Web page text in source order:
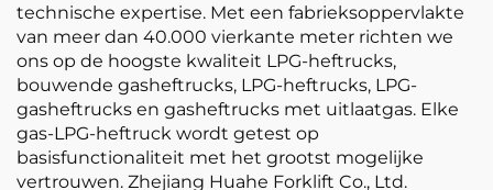
technische expertise. Met een fabrieksoppervlakte
van meer dan 40.000 vierkante meter richten we
ons op de hoogste kwaliteit LPG-heftrucks,
bouwende gasheftrucks, LPG-heftrucks, LPG-
gasheftrucks en gasheftrucks met uitlaatgas. Elke
gas-LPG-heftruck wordt getest op
basisfunctionaliteit met het grootst mogelijke
vertrouwen. Zhejiang Huahe Forklift Co., Ltd.